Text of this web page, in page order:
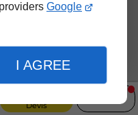
Google
I AGREE
Devis